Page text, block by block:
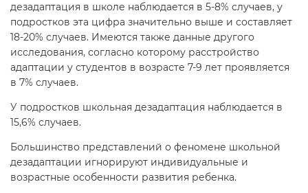
дезадаптация в школе наблюдается в 5-8% случаев, у
подростков эта цифра значительно выше и составляет
18-20% случаев. Имеются также данные другого
исследования, согласно которому расстройство
адаптации у студентов в возрасте 7-9 лет проявляется
в 7% случаев.
У подростков школьная дезадаптация наблюдается в
15,6% случаев.
Большинство представлений о феномене школьной
дезадаптации игнорируют индивидуальные и
возрастные особенности развития ребенка.